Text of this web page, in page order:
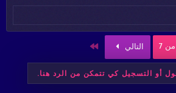
التالي
أو التسجيل كي تتمكن من الرد هنا.